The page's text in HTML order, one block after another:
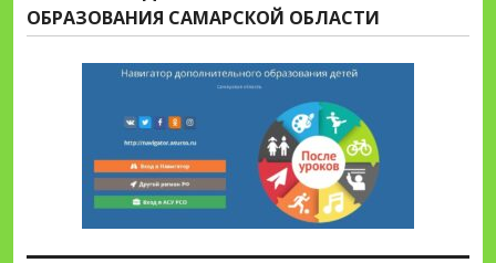
ОБРАЗОВАНИЯ САМАРСКОЙ ОБЛАСТИ